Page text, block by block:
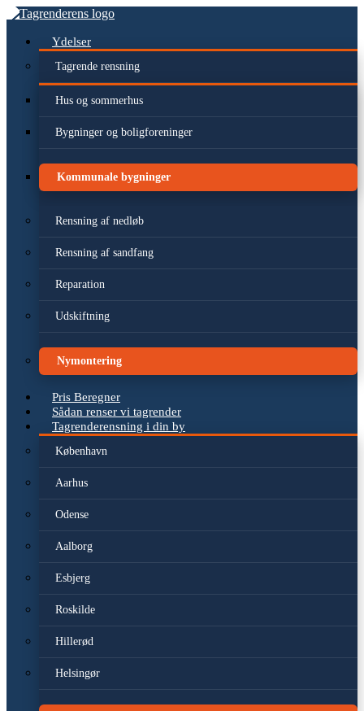
Videre
indhold
Ydelser
Tagrende rensning
Hus og sommerhus
Bygninger og boligforeninger
Kommunale bygninger
Rensning af nedløb
Rensning af sandfang
Reparation
Udskiftning
Nymontering
Pris Beregner
Sådan renser vi tagrender
Tagrenderensning i din by
København
Aarhus
Odense
Aalborg
Esbjerg
Roskilde
Hillerød
Helsingør